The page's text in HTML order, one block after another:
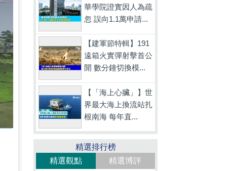
華學院證實因人為疏
忽 誤向1.1萬申請...
【建軍節特輯】191
遠箱火實彈射擊首公
開 數分鐘切換模...
【「海上心臟」】世
界最大海上換流站扎
根南海 每年直...
精選排行榜
精選觀點
精選博評